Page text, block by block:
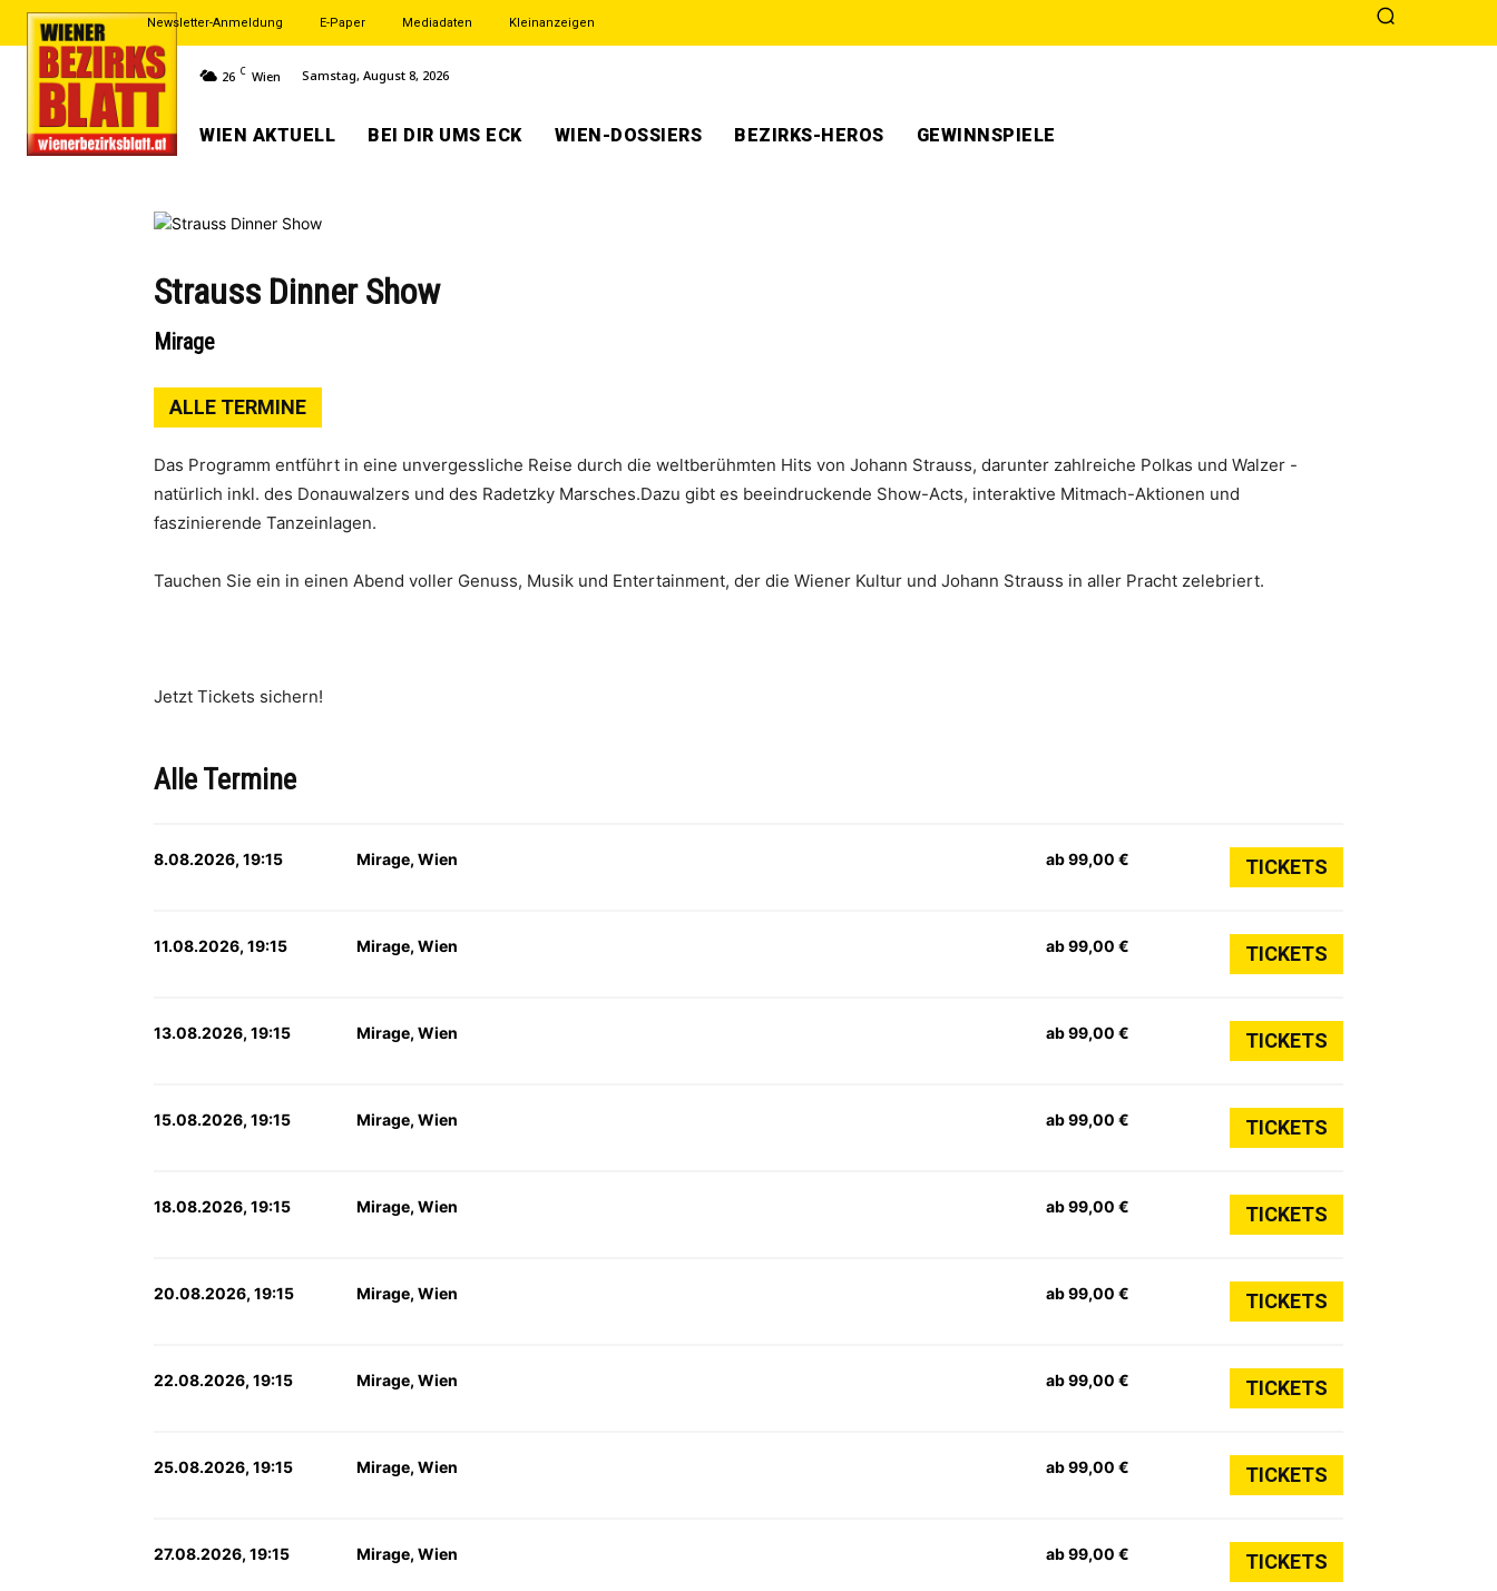
Newsletter-Anmeldung E-Paper Mediadaten Kleinanzeigen
26 C Wien Samstag, August 8, 2026
WIEN AKTUELL BEI DIR UMS ECK WIEN-DOSSIERS BEZIRKS-HEROS GEWINNSPIELE
Strauss Dinner Show
Mirage
ALLE TERMINE
Das Programm entführt in eine unvergessliche Reise durch die weltberühmten Hits von Johann Strauss, darunter zahlreiche Polkas und Walzer -
natürlich inkl. des Donauwalzers und des Radetzky Marsches.Dazu gibt es beeindruckende Show-Acts, interaktive Mitmach-Aktionen und
faszinierende Tanzeinlagen.
Tauchen Sie ein in einen Abend voller Genuss, Musik und Entertainment, der die Wiener Kultur und Johann Strauss in aller Pracht zelebriert.
Jetzt Tickets sichern!
Alle Termine
8.08.2026, 19:15 Mirage, Wien ab 99,00 € TICKETS
11.08.2026, 19:15 Mirage, Wien ab 99,00 € TICKETS
13.08.2026, 19:15 Mirage, Wien ab 99,00 € TICKETS
15.08.2026, 19:15 Mirage, Wien ab 99,00 € TICKETS
18.08.2026, 19:15 Mirage, Wien ab 99,00 € TICKETS
20.08.2026, 19:15 Mirage, Wien ab 99,00 € TICKETS
22.08.2026, 19:15 Mirage, Wien ab 99,00 € TICKETS
25.08.2026, 19:15 Mirage, Wien ab 99,00 € TICKETS
27.08.2026, 19:15 Mirage, Wien ab 99,00 € TICKETS